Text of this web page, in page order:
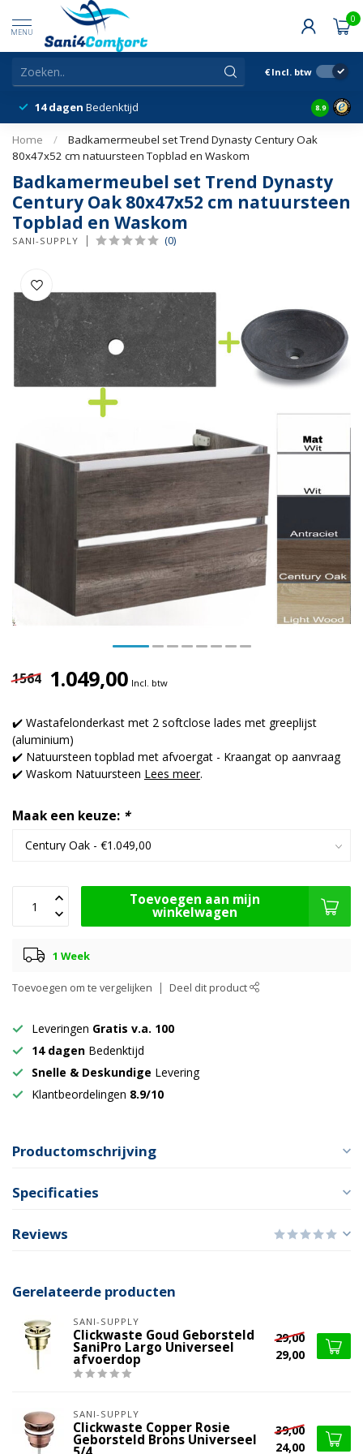
MENU
0
€ Incl. btw
14 dagen Bedenktijd Snelle
8.9
Home /
Badkamermeubel set Trend Dynasty Century Oak
80x47x52 cm natuursteen Topblad en Waskom
Badkamermeubel set Trend Dynasty
Century Oak 80x47x52 cm natuursteen
Topblad en Waskom
SANI-SUPPLY (0)
1564 1.049,00 Incl. btw
✔️ Wastafelonderkast met 2 softclose lades met greeplijst
(aluminium)
✔️ Natuursteen topblad met afvoergat - Kraangat op aanvraag
✔️ Waskom Natuursteen Lees meer.
Maak een keuze: *
Toevoegen aan mijn
winkelwagen
1 Week
Toevoegen om te vergelijken Deel dit product
Leveringen Gratis v.a. 100
14 dagen Bedenktijd
Snelle & Deskundige Levering
Klantbeordelingen 8.9/10
Productomschrijving
Specificaties
Reviews
Gerelateerde producten
SANI-SUPPLY
Clickwaste Goud Geborsteld
SaniPro Largo Universeel
afvoerdop
29,00
29,00
SANI-SUPPLY
Clickwaste Copper Rosie
Geborsteld Brons Universeel
39,00
24,00